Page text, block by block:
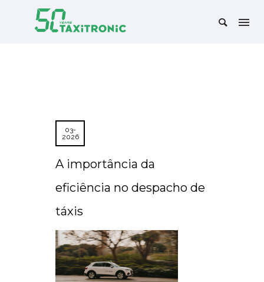
03-
2026
A importância da
eficiência no despacho de
táxis